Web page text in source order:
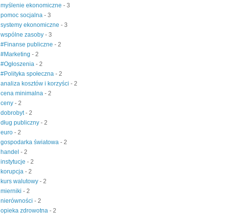
myślenie ekonomiczne - 3
pomoc socjalna - 3
systemy ekonomiczne - 3
wspólne zasoby - 3
#Finanse publiczne - 2
#Marketing - 2
#Ogłoszenia - 2
#Polityka społeczna - 2
analiza kosztów i korzyści - 2
cena minimalna - 2
ceny - 2
dobrobyt- 2
dług publiczny - 2
euro - 2
gospodarka światowa - 2
handel - 2
instytucje - 2
korupcja - 2
kurs walutowy - 2
mierniki - 2
nierówności - 2
opieka zdrowotna - 2